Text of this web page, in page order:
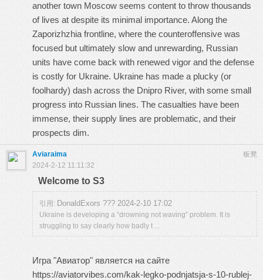
another town Moscow seems content to throw thousands
of lives at despite its minimal importance. Along the
Zaporizhzhia frontline, where the counteroffensive was
focused but ultimately slow and unrewarding, Russian
units have come back with renewed vigor and the defense
is costly for Ukraine. Ukraine has made a plucky (or
foolhardy) dash across the Dnipro River, with some small
progress into Russian lines. The casualties have been
immense, their supply lines are problematic, and their
prospects dim.
板凳
Aviaraima
2024-2-12 11:11:32
Welcome to S3
引用: DonaldExors ??? 2024-2-10 17:02
Ukraine is developing a “drowning not waving” problem. It is
struggling to say clearly how badly t ...
Игра "Авиатор" является на сайте
https://aviatorvibes.com/kak-legko-podnjatsja-s-10-rublej-